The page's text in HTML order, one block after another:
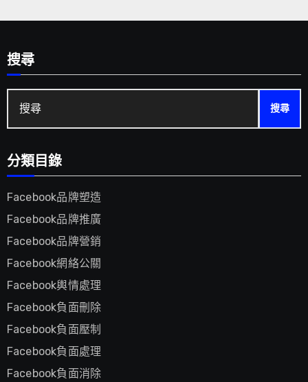
搜尋
分類目錄
Facebook品牌塑造
Facebook品牌推廣
Facebook品牌營銷
Facebook網絡公關
Facebook輿情處理
Facebook負面刪除
Facebook負面壓制
Facebook負面處理
Facebook負面消除